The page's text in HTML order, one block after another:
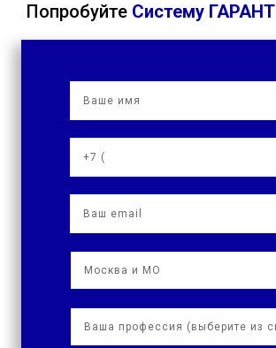
Попробуйте Систему ГАРАНТ